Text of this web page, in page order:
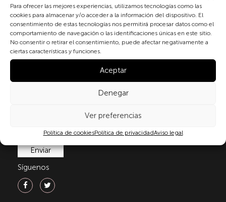
Para ofrecer las mejores experiencias, utilizamos tecnologías como las
cookies para almacenar y/o acceder a la información del dispositivo. El
consentimiento de estas tecnologías nos permitirá procesar datos como el
comportamiento de navegación o las identificaciones únicas en este sitio.
No consentir o retirar el consentimiento, puede afectar negativamente a
ciertas características y funciones.
Aceptar
Denegar
Ver preferencias
Política de cookiesPolítica de privacidadAviso legal
Al marcar la casilla y enviar este formulario, usted
consiente expresamente el tratamiento de sus datos
personales conforme a la normativa vigente en
materia de protección de datos personales, en
particular, de acuerdo con lo dispuesto en el
Reglamento (UE) 2016/679 del Parlamento Europeo y
del Consejo de 27 de abril de 2016 (RGPD) y la Ley
Orgánica 3/2018, de 5 de diciembre, de Protección de
Datos Personales y garantía de los derechos
política de privacidad
Síguenos